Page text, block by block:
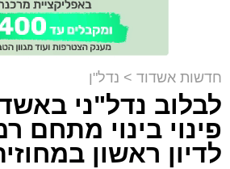
חדשות אשדוד > נדל"ן
לבלוב נדל"ני
פינוי בינוי מתחם
לדיון ראשון